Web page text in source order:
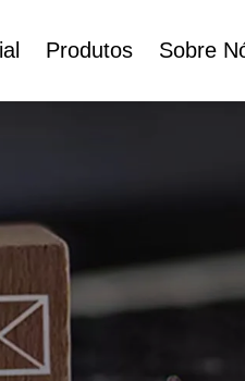
Produtos Sobre